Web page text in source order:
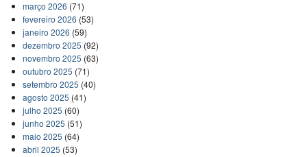
março 2026 (71)
fevereiro 2026 (53)
janeiro 2026 (59)
dezembro 2025 (92)
novembro 2025 (63)
outubro 2025 (71)
setembro 2025 (40)
agosto 2025 (41)
julho 2025 (60)
junho 2025 (51)
maio 2025 (64)
abril 2025 (53)